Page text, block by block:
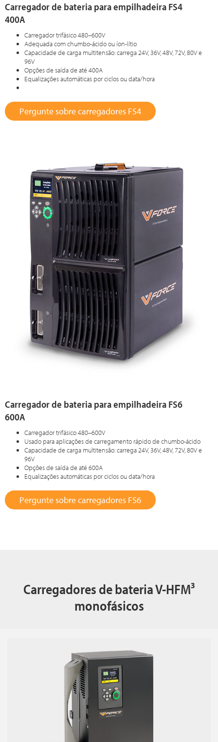
Carregador de bateria para empilhadeira FS4
400A
Carregador trifásico 480–600V
Adequada com chumbo-ácido ou íon-lítio
Capacidade de carga multitensão: carrega 24V, 36V, 48V, 72V, 80V e
96V
Opções de saída de até 400A
Equalizações automáticas por ciclos ou data/hora
Pergunte sobre carregadores FS4
Carregador de bateria para empilhadeira FS6
600A
Carregador trifásico 480–600V
Usado para aplicações de carregamento rápido de chumbo-ácido
Capacidade de carga multitensão: carrega 24V, 36V, 48V, 72V, 80V e
96V
Opções de saída de até 600A
Equalizações automáticas por ciclos ou data/hora
Pergunte sobre carregadores FS6
Carregadores de bateria V-HFM³
monofásicos